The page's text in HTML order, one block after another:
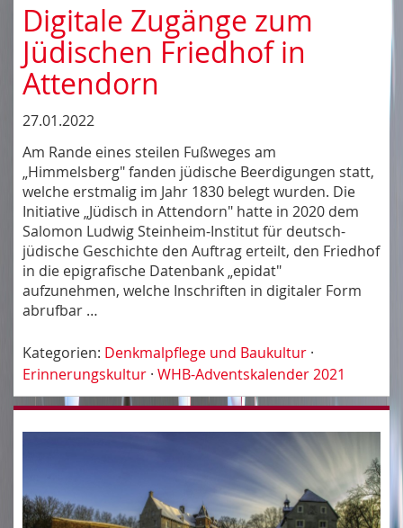
Digitale Zugänge zum
Jüdischen Friedhof in
Attendorn
27.01.2022
Am Rande eines steilen Fußweges am
„Himmelsberg" fanden jüdische Beerdigungen statt,
welche erstmalig im Jahr 1830 belegt wurden. Die
Initiative „Jüdisch in Attendorn" hatte in 2020 dem
Salomon Ludwig Steinheim-Institut für deutsch-
jüdische Geschichte den Auftrag erteilt, den Friedhof
in die epigrafische Datenbank „epidat"
aufzunehmen, welche Inschriften in digitaler Form
abrufbar …
Kategorien: Denkmalpflege und Baukultur ·
Erinnerungskultur · WHB-Adventskalender 2021